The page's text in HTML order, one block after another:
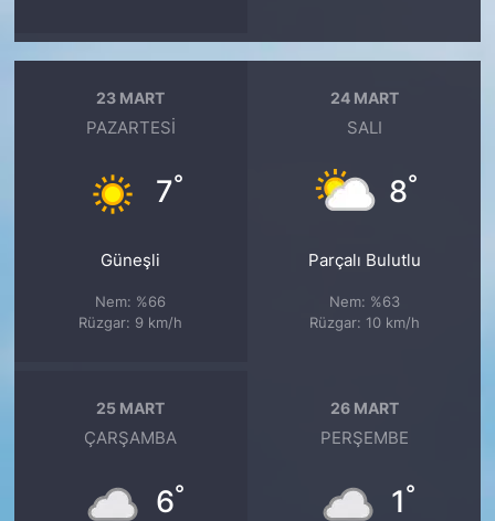
23 MART
PAZARTESI
7°
Güneşli
Nem: %66
Rüzgar: 9 km/h
24 MART
SALI
8°
Parçalı Bulutlu
Nem: %63
Rüzgar: 10 km/h
25 MART
ÇARŞAMBA
6°
26 MART
PERŞEMBE
1°